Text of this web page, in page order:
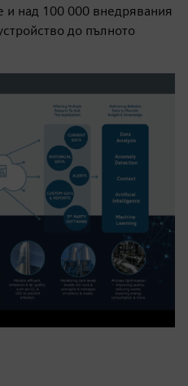
и над 100 000 внедрявания
до пълното